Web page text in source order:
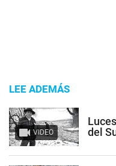
LEE ADEMÁS
VIDEO
del